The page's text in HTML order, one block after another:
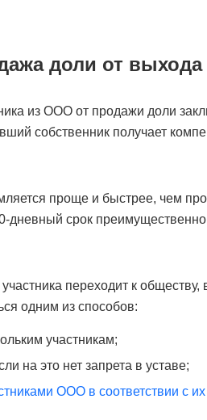
доли от
из ООО от продажи доли
собственник получает
проще и быстрее, чем
дневный срок
переходит к обществу,
одним из способов:
участникам;
на это нет запрета в уставе;
ООО в соответствии с